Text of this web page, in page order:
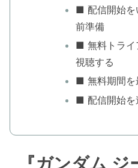
■ 配信開始を
前準備
■ 無料トライ
視聴する
■ 無料期間を
■ 配信開始を
『ガンダム ジ